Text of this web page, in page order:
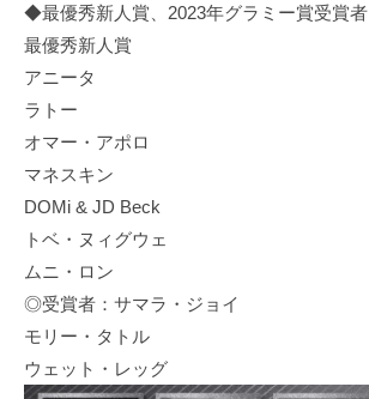
◆最優秀新人賞、2023年グラミー賞受賞者
最優秀新人賞
アニータ
ラトー
オマー・アポロ
マネスキン
DOMi & JD Beck
トベ・ヌィグウェ
ムニ・ロン
◎受賞者：サマラ・ジョイ
モリー・タトル
ウェット・レッグ